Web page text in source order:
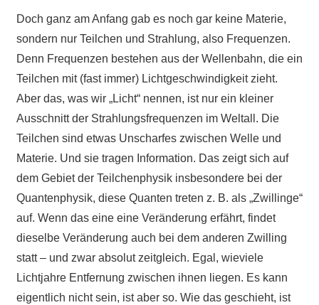
Doch ganz am Anfang gab es noch gar keine Materie,
sondern nur Teilchen und Strahlung, also Frequenzen.
Denn Frequenzen bestehen aus der Wellenbahn, die ein
Teilchen mit (fast immer) Lichtgeschwindigkeit zieht.
Aber das, was wir „Licht“ nennen, ist nur ein kleiner
Ausschnitt der Strahlungsfrequenzen im Weltall. Die
Teilchen sind etwas Unscharfes zwischen Welle und
Materie. Und sie tragen Information. Das zeigt sich auf
dem Gebiet der Teilchenphysik insbesondere bei der
Quantenphysik, diese Quanten treten z. B. als „Zwillinge“
auf. Wenn das eine eine Veränderung erfährt, findet
dieselbe Veränderung auch bei dem anderen Zwilling
statt – und zwar absolut zeitgleich. Egal, wieviele
Lichtjahre Entfernung zwischen ihnen liegen. Es kann
eigentlich nicht sein, ist aber so. Wie das geschieht, ist